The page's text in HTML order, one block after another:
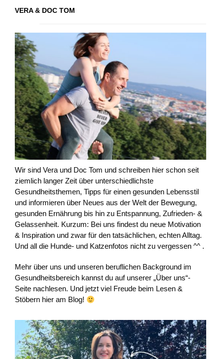
VERA & DOC TOM
Wir sind Vera und Doc Tom und schreiben hier schon seit
ziemlich langer Zeit über unterschiedlichste
Gesundheitsthemen, Tipps für einen gesunden Lebensstil
und informieren über Neues aus der Welt der Bewegung,
gesunden Ernährung bis hin zu Entspannung, Zufrieden- &
Gelassenheit. Kurzum: Bei uns findest du neue Motivation
& Inspiration und zwar für den tatsächlichen, echten Alltag.
Und all die Hunde- und Katzenfotos nicht zu vergessen ^^ .
Mehr über uns und unseren beruflichen Background im
Gesundheitsbereich kannst du auf unserer „Über uns“-
Seite nachlesen. Und jetzt viel Freude beim Lesen &
Stöbern hier am Blog!